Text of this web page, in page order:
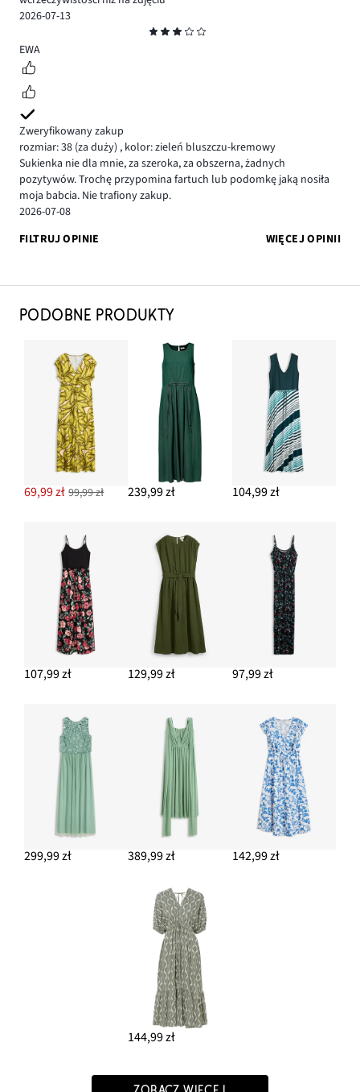
2026-07-13
3
EWA
Zweryfikowany zakup
rozmiar: 38 (za duży) , kolor: zieleń bluszczu-kremowy
Sukienka nie dla mnie, za szeroka, za obszerna, żadnych
pozytywów. Trochę przypomina fartuch lub podomkę jaką nosiła
moja babcia. Nie trafiony zakup.
2026-07-08
FILTRUJ OPINIE
WIĘCEJ OPINII
PODOBNE PRODUKTY
69,99 zł 99,99 zł 239,99 zł 104,99 zł
107,99 zł 129,99 zł 97,99 zł
299,99 zł 389,99 zł 142,99 zł
144,99 zł